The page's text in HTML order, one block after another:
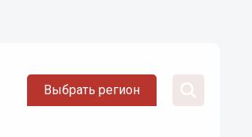
Выбрать регион